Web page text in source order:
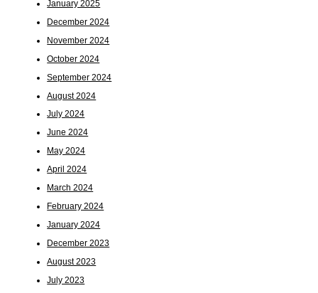
January 2025
December 2024
November 2024
October 2024
September 2024
August 2024
July 2024
June 2024
May 2024
April 2024
March 2024
February 2024
January 2024
December 2023
August 2023
July 2023